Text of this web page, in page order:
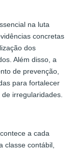
na luta
concretas
dos
Além disso, a
de prevenção,
para fortalecer
irregularidades.
a cada
classe contábil,